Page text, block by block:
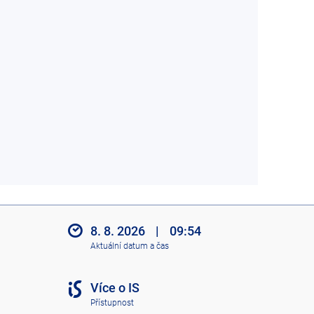
8. 8. 2026 | 09:54
Aktuální datum a čas
Více o IS
Přístupnost